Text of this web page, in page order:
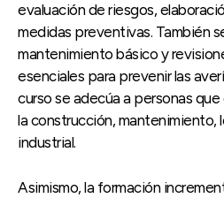
evaluación de riesgos,
medidas preventivas. También
mantenimiento básico y
esenciales para prevenir las
curso se adecúa a personas
la construcción, mantenimiento,
industrial.
Asimismo, la formación